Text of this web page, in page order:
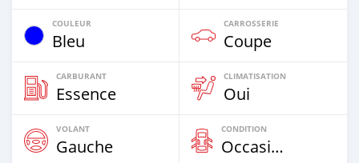
COULEUR
Bleu
CARROSSERIE
Coupe
CARBURANT
Essence
CLIMATISATION
Oui
VOLANT
Gauche
CONDITION
Occasion